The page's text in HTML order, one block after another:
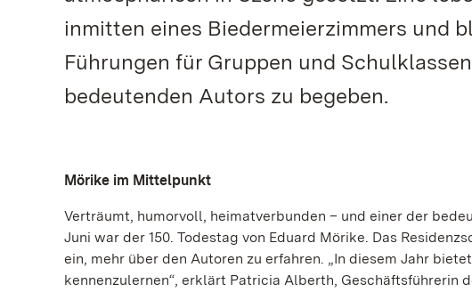
inmitten eines Biedermeierzimmers und
Führungen für Gruppen und
bedeutenden Autors zu begeben.
Mörike im Mittelpunkt
Verträumt, humorvoll, heimatverbunden – und einer der
Juni war der 150. Todestag von Eduard Mörike. Das
ein, mehr über den Autoren zu erfahren. „In diesem Jahr
kennenzulernen“, erklärt Patricia Alberth, Geschäftsführerin